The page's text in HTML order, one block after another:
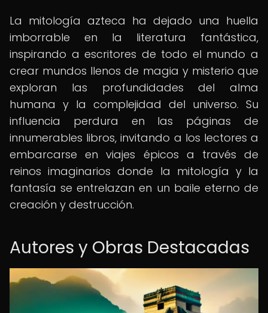
La mitología azteca ha dejado una huella
imborrable en la literatura fantástica,
inspirando a escritores de todo el mundo a
crear mundos llenos de magia y misterio que
exploran las profundidades del alma
humana y la complejidad del universo. Su
influencia perdura en las páginas de
innumerables libros, invitando a los lectores a
embarcarse en viajes épicos a través de
reinos imaginarios donde la mitología y la
fantasía se entrelazan en un baile eterno de
creación y destrucción.
Autores y Obras Destacadas